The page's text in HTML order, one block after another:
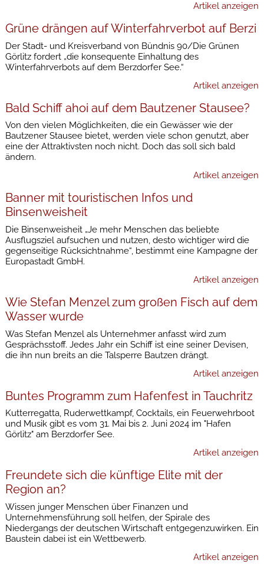
Artikel anzeigen
Grüne drängen auf Winterfahrverbot auf Berzi
Der Stadt- und Kreisverband von Bündnis 90/Die Grünen
Görlitz fordert „die konsequente Einhaltung des
Winterfahrverbots auf dem Berzdorfer See.“
Artikel anzeigen
Bald Schiff ahoi auf dem Bautzener Stausee?
Von den vielen Möglichkeiten, die ein Gewässer wie der
Bautzener Stausee bietet, werden viele schon genutzt, aber
eine der Attraktivsten noch nicht. Doch das soll sich bald
ändern.
Artikel anzeigen
Banner mit touristischen Infos und
Binsenweisheit
Die Binsenweisheit „Je mehr Menschen das beliebte
Ausflugsziel aufsuchen und nutzen, desto wichtiger wird die
gegenseitige Rücksichtnahme“, bestimmt eine Kampagne der
Europastadt GmbH.
Artikel anzeigen
Wie Stefan Menzel zum großen Fisch auf dem
Wasser wurde
Was Stefan Menzel als Unternehmer anfasst wird zum
Gesprächsstoff. Jedes Jahr ein Schiff ist eine seiner Devisen,
die ihn nun breits an die Talsperre Bautzen drängt.
Artikel anzeigen
Buntes Programm zum Hafenfest in Tauchritz
Kutterregatta, Ruderwettkampf, Cocktails, ein Feuerwehrboot
und Musik gibt es vom 31. Mai bis 2. Juni 2024 im "Hafen
Görlitz" am Berzdorfer See.
Artikel anzeigen
Freundete sich die künftige Elite mit der
Region an?
Wissen junger Menschen über Finanzen und
Unternehmensführung soll helfen, der Spirale des
Niedergangs der deutschen Wirtschaft entgegenzuwirken. Ein
Baustein dabei ist ein Wettbewerb.
Artikel anzeigen